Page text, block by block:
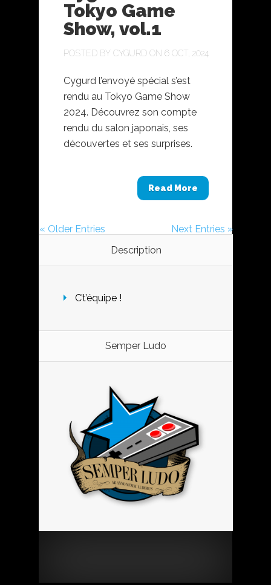
Tokyo Game
Show, vol.1
POSTED BY CYGURD ON 6 OCT, 2024
Cygurd l’envoyé spécial s’est
rendu au Tokyo Game Show
2024. Découvrez son compte
rendu du salon japonais, ses
découvertes et ses surprises.
Read More
« Older Entries
Next Entries »
Description
C’t’équipe !
Semper Ludo